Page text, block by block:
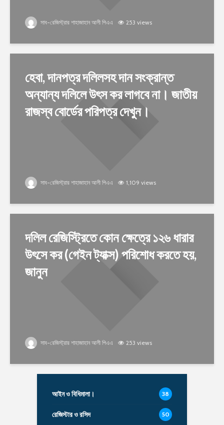
সাব-রেজিস্ট্রার শাহাজাহান আলী পিএএ 253 views
হেবা, দানপত্র দলিলসহ দান সংক্রান্ত
অন্যান্য দলিলে উৎস কর লাগবে না। জাতীয়
রাজস্ব বোর্ডের পরিপত্র দেখুন।
সাব-রেজিস্ট্রার শাহাজাহান আলী পিএএ 1,109 views
দলিল রেজিস্ট্রিতে কোন ক্ষেত্রে ১২৬ ধারার
উৎসে কর (গেইন ট্যাক্স) পরিশোধ করতে হয়,
জানুন
সাব-রেজিস্ট্রার শাহাজাহান আলী পিএএ 253 views
আইন ও বিধিমালা। 38
রেজিস্টার ও রসিদ 50